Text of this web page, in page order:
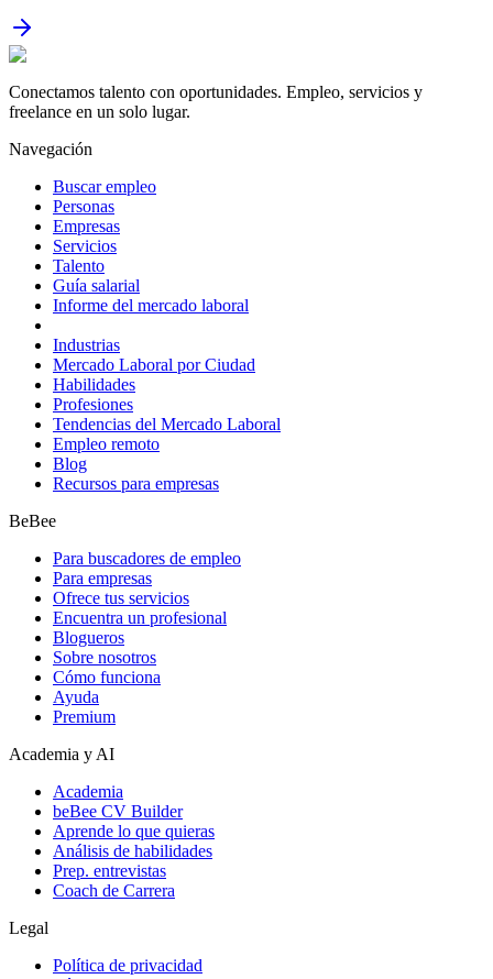
Conectamos talento con oportunidades. Empleo, servicios y
freelance en un solo lugar.
Navegación
Buscar empleo
Personas
Empresas
Servicios
Talento
Guía salarial
Informe del mercado laboral
Industrias
Mercado Laboral por Ciudad
Habilidades
Profesiones
Tendencias del Mercado Laboral
Empleo remoto
Blog
Recursos para empresas
BeBee
Para buscadores de empleo
Para empresas
Ofrece tus servicios
Encuentra un profesional
Blogueros
Sobre nosotros
Cómo funciona
Ayuda
Premium
Academia y AI
Academia
beBee CV Builder
Aprende lo que quieras
Análisis de habilidades
Prep. entrevistas
Coach de Carrera
Legal
Política de privacidad